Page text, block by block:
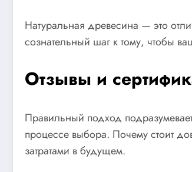
Натуральная древесина — это
сознательный шаг к тому, чтобы
Отзывы и
Правильный подход
процессе выбора. Почему стоит
затратами в будущем.